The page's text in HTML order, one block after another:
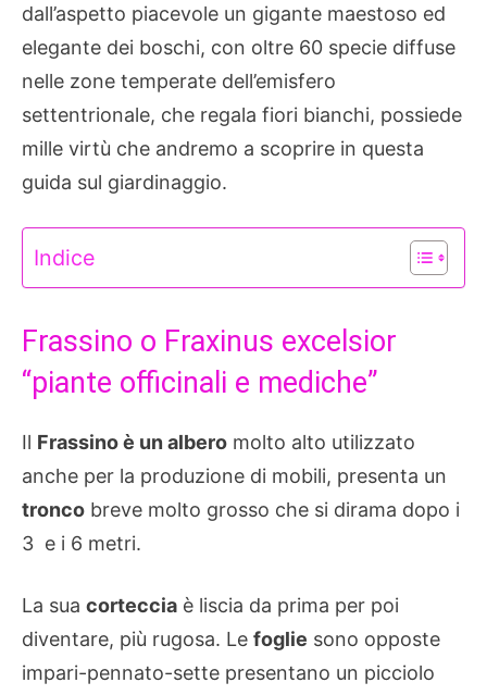
dall’aspetto piacevole un gigante maestoso ed
elegante dei boschi, con oltre 60 specie diffuse
nelle zone temperate dell’emisfero
settentrionale, che regala fiori bianchi, possiede
mille virtù che andremo a scoprire in questa
guida sul giardinaggio.
Indice
Frassino o Fraxinus excelsior
“piante officinali e mediche”
Il Frassino è un albero molto alto utilizzato
anche per la produzione di mobili, presenta un
tronco breve molto grosso che si dirama dopo i
3 e i 6 metri.
La sua corteccia è liscia da prima per poi
diventare, più rugosa. Le foglie sono opposte
impari-pennato-sette presentano un picciolo